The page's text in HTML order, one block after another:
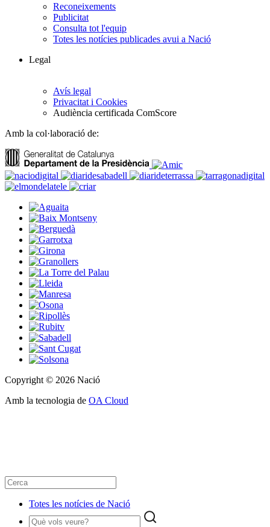
Reconeixements
Publicitat
Consulta tot l'equip
Totes les notícies publicades avui a Nació
Legal
Avís legal
Privacitat i Cookies
Audiència certificada ComScore
Amb la col·laboració de:
Copyright © 2026 Nació
Amb la tecnologia de OA Cloud
Totes les notícies de Nació